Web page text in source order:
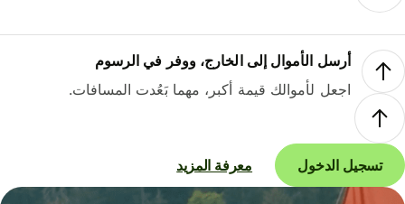
أرسل الأموال إلى الخارج، ووفر في الرسوم
اجعل لأموالك قيمة أكبر، مهما بَعُدت المسافات.
تسجيل الدخول معرفة المزيد